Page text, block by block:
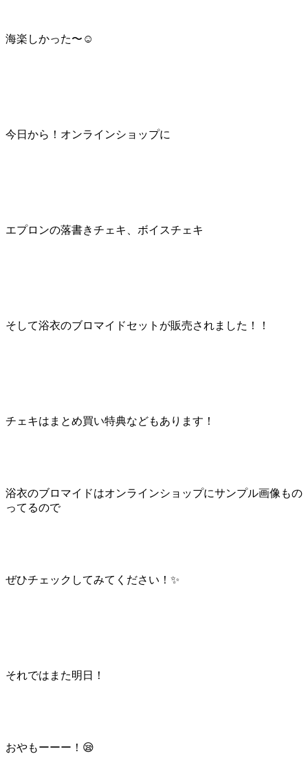
海楽しかった〜☺️
今日から！オンラインショップに
エプロンの落書きチェキ、ボイスチェキ
そして浴衣のブロマイドセットが販売されました！！
チェキはまとめ買い特典などもあります！
浴衣のブロマイドはオンラインショップにサンプル画像もの
ってるので
ぜひチェックしてみてください！✨
それではまた明日！
おやもーーー！😪